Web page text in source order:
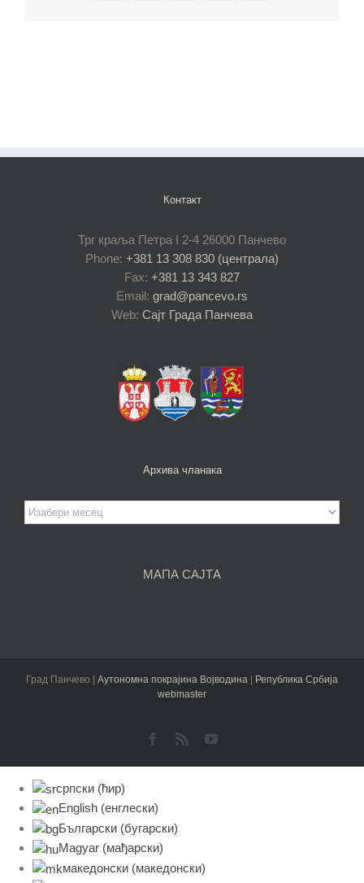
Контакт
Трг краља Петра I 2-4 26000 Панчево
Phone: +381 13 308 830 (централа)
Fax: +381 13 343 827
Email: grad@pancevo.rs
Web: Сајт Града Панчева
Архива чланака
Архива
чланака
МАПА САЈТА
Град Панчево | Аутономна покрајина Војводина | Република Србија
webmaster
Facebook
Rss YouTube
српски (ћир)
English (енглески)
Български (бугарски)
Magyar (мађарски)
македонски (македонски)